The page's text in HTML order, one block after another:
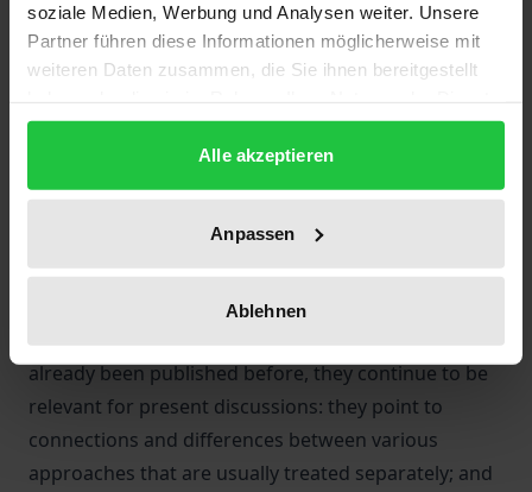
soziale Medien, Werbung und Analysen weiter. Unsere
Partner führen diese Informationen möglicherweise mit
weiteren Daten zusammen, die Sie ihnen bereitgestellt
gesammelt haben.
Alle akzeptieren
Anpassen
Ablehnen
What are values and how have they been evolving?
Why do people turn to violence and why do they do
discussed in both academic and public discourse.
The articles collected in this edition offer a
cumulative overview of various conceptual and
methodological approaches that have been
designed within the field of sociology in striving to
answer such questions. Although these articles have
already been published before, they continue to be
relevant for present discussions: they point to
connections and differences between various
approaches that are usually treated separately; and